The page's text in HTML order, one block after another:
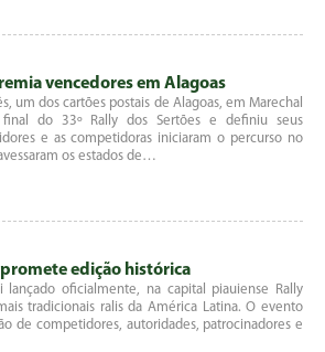
vencedores em Alagoas
um dos cartões postais de Alagoas, em Marechal
do 33º Rally dos Sertões e definiu seus
e as competidoras iniciaram o percurso no
os estados de…
edição histórica
oficialmente, na capital piauiense Rally
tradicionais ralis da América Latina. O evento
de competidores, autoridades, patrocinadores e